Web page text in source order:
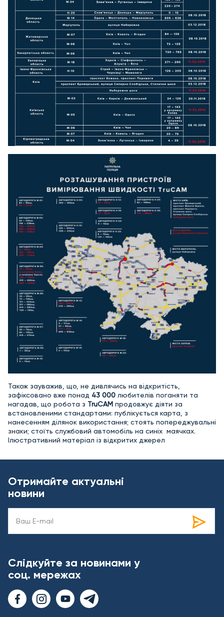
Також зауважив, що, не дивлячись на відкритість,
зафіксовано вже понад 43 000 любителів поганяти та
нагадав, що робота з TruCAM продовжує діяти за
встановленими стандартами: публікується карта, з
нанесенням ділянок використання; стоять попереджувальні
знаки; стоїть службовий автомобіль на синіх маячках.
Ілюстративний матеріал із відкритих джерел
Отримайте актуальні
новини
Слідкуйте за новинами у
соц. мережах